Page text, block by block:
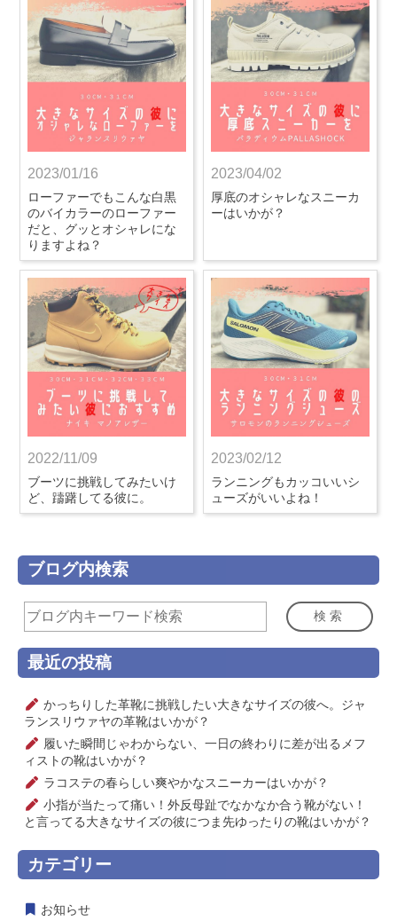
2023/01/16
ローファーでもこんな白黒
のバイカラーのローファー
だと、グッとオシャレにな
りますよね？
2023/04/02
厚底のオシャレなスニーカ
ーはいかが？
2022/11/09
ブーツに挑戦してみたいけ
ど、躊躇してる彼に。
2023/02/12
ランニングもカッコいいシ
ューズがいいよね！
ブログ内検索
検索
最近の投稿
かっちりした革靴に挑戦したい大きなサイズの彼へ。ジャ
ランスリウァヤの革靴はいかが？
履いた瞬間じゃわからない、一日の終わりに差が出るメフ
ィストの靴はいかが？
ラコステの春らしい爽やかなスニーカーはいかが？
小指が当たって痛い！外反母趾でなかなか合う靴がない！
と言ってる大きなサイズの彼につま先ゆったりの靴はいかが？
カテゴリー
お知らせ